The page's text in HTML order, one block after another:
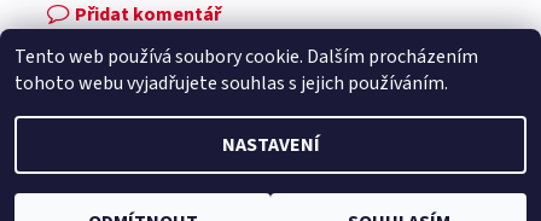
Přidat komentář
Facebook | Heureka.cz | Zboží.cz
2026 © Zahradní technika VOLEJNÍK, všechna práva vyhrazena
Tento web používá soubory cookie. Dalším procházením
tohoto webu vyjadřujete souhlas s jejich používáním.
NASTAVENÍ